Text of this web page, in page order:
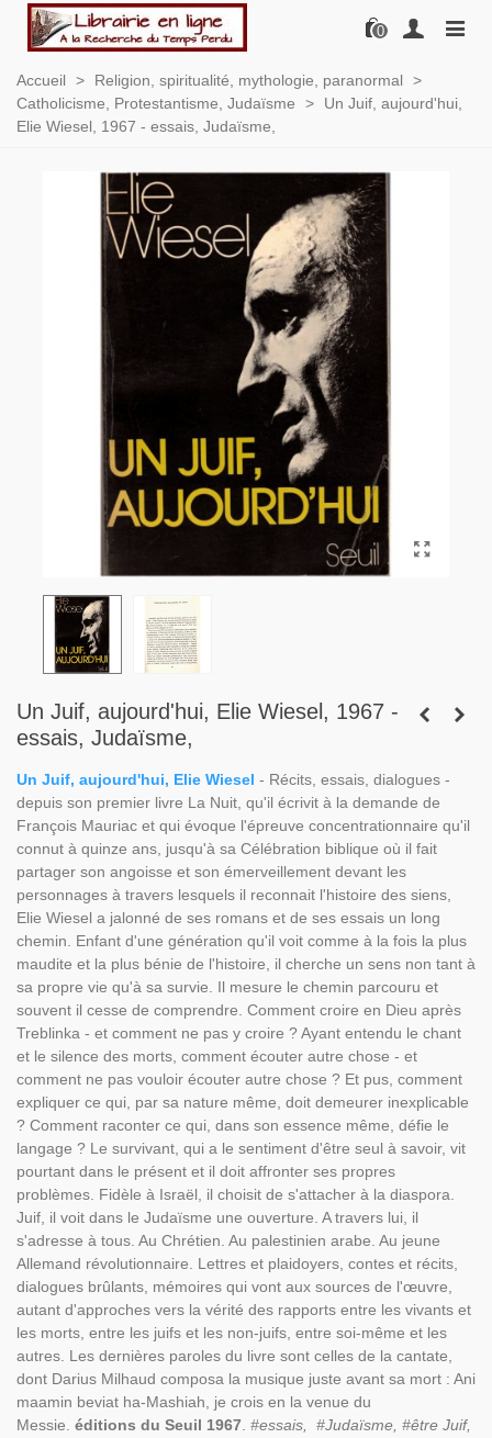
0
Accueil > Religion, spiritualité, mythologie, paranormal
>
Catholicisme, Protestantisme, Judaïsme
>
Un Juif, aujourd'hui,
Elie Wiesel, 1967 - essais, Judaïsme,
Un Juif, aujourd'hui, Elie Wiesel, 1967 -
essais, Judaïsme,
Un Juif, aujourd'hui, Elie Wiesel - Récits, essais, dialogues -
depuis son premier livre La Nuit, qu'il écrivit à la demande de
François Mauriac et qui évoque l'épreuve concentrationnaire qu'il
connut à quinze ans, jusqu'à sa Célébration biblique où il fait
partager son angoisse et son émerveillement devant les
personnages à travers lesquels il reconnait l'histoire des siens,
Elie Wiesel a jalonné de ses romans et de ses essais un long
chemin. Enfant d'une génération qu'il voit comme à la fois la plus
maudite et la plus bénie de l'histoire, il cherche un sens non tant à
sa propre vie qu'à sa survie. Il mesure le chemin parcouru et
souvent il cesse de comprendre. Comment croire en Dieu après
Treblinka - et comment ne pas y croire ? Ayant entendu le chant
et le silence des morts, comment écouter autre chose - et
comment ne pas vouloir écouter autre chose ? Et pus, comment
expliquer ce qui, par sa nature même, doit demeurer inexplicable
? Comment raconter ce qui, dans son essence même, défie le
langage ? Le survivant, qui a le sentiment d'être seul à savoir, vit
pourtant dans le présent et il doit affronter ses propres
problèmes. Fidèle à Israël, il choisit de s'attacher à la diaspora.
Juif, il voit dans le Judaïsme une ouverture. A travers lui, il
s'adresse à tous. Au Chrétien. Au palestinien arabe. Au jeune
Allemand révolutionnaire. Lettres et plaidoyers, contes et récits,
dialogues brûlants, mémoires qui vont aux sources de l'œuvre,
autant d'approches vers la vérité des rapports entre les vivants et
les morts, entre les juifs et les non-juifs, entre soi-même et les
autres. Les dernières paroles du livre sont celles de la cantate,
dont Darius Milhaud composa la musique juste avant sa mort : Ani
maamin beviat ha-Mashiah, je crois en la venue du
Messie. éditions du Seuil 1967 #essais, #Judaïsme, #être Juif,